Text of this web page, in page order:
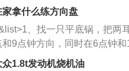
是细棍，直接将杂物给取出来
塞情况比较严重，也可以采取
。 <&list>2、直接利用木棍将
物推到排气管里面的位置处，
元催化器拆解开，就可以将堵
家拿什么练方向盘
、找一只平底锅，把两
和9点钟方向，同时在6点钟和
向做一个标记。 <&list>2、双
众1.8t发动机烧机油